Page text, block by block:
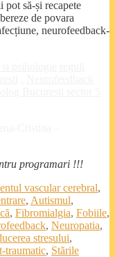
pot să-și recapete
de povara
neurofeedback-
programari !!!
vascular cerebral,
, Autismul,
, Fibromialgia, Fobiile,
, Neuropatia,
stresului,
traumatic, Stările